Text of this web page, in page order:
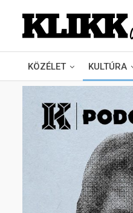
KÖZÉLET KULTÚRA